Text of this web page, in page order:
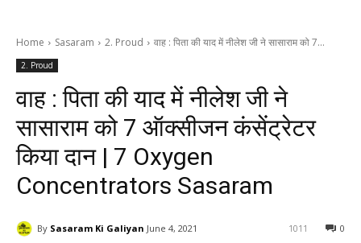
Home Sasaram 2. Proud वाह : पिता की याद में नीलेश जी ने सासाराम को 7...
2. Proud
वाह : पिता की याद में नीलेश जी ने
सासाराम को 7 ऑक्सीजन कंसेंट्रेटर
किया दान | 7 Oxygen
Concentrators Sasaram
By Sasaram Ki Galiyan June 4, 2021 0
1011